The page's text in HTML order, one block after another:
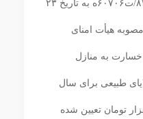
موضوع تصویب‌نامه شماره ۸۳۱۵/ت۶۰۷۰۶ه به تاریخ ۲۳
و مصوبه هیأت امنای
به منازل
طبیعی برای سال
مبلغ ۱۳۲ میلیون و ۴۰۸ هزار تومان تعیین شده